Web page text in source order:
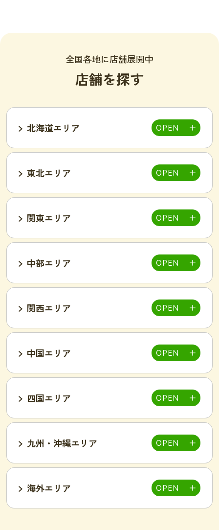
全国各地に店舗展開中
店舗を探す
北海道エリア
東北エリア
仙台泉店
関東エリア
大宮店 新所沢西口店
池袋西口店
吉祥寺駅前店
小岩駅前店 渋谷店 新橋店
小山店
湘南藤沢店 新横浜菊名店
中部エリア
富山インター店
甲府中央店
岐阜可児店
一宮店 岡崎駅前店
豊田南店
名古屋駅前店
名古屋金山駅前店
関西エリア
明石駅前店
豊岡店
東加古川店
姫路店
和歌山店
旭・千林店 梅田北新地店
新大阪店
中国エリア
岡山駅前店 岡山東店
東広島西条店 広島福山店
四国エリア
高知西店
九州・沖縄エリア
海外エリア